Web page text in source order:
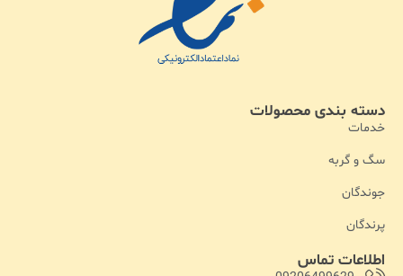
اطلاعات تماس
دسته بندی محصولات
خدمات
سگ و گربه
جوندگان
پرندگان